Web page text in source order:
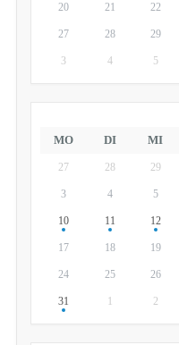
20 21 22
27 28 29
3 4 5
MO DI MI
27 28 29
3 4 5
10 11 12
17 18 19
24 25 26
31 1 2